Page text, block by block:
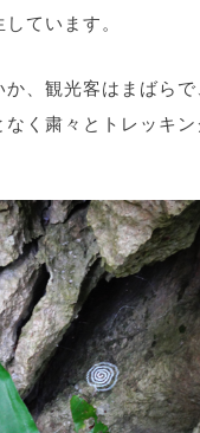
ています。
、観光客はまばら
く粛々とトレッキン